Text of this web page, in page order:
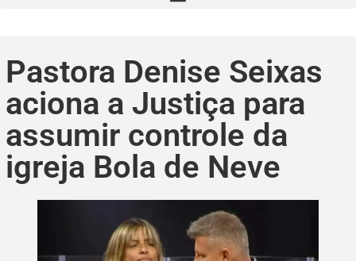
Pastora Denise Seixas
aciona a Justiça para
assumir controle da
igreja Bola de Neve